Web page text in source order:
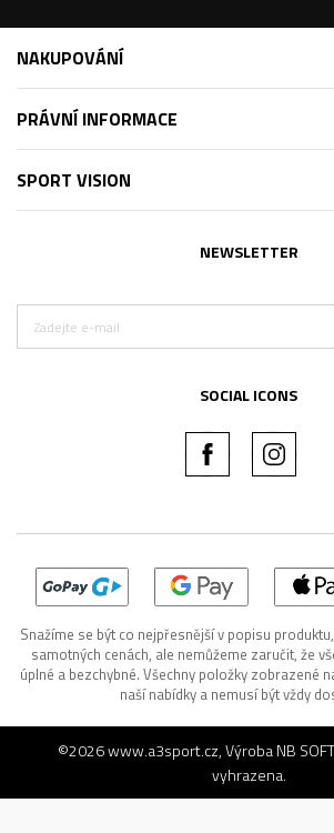
NAKUPOVÁNÍ
PRÁVNÍ INFORMACE
SPORT VISION
NEWSLETTER
SOCIAL ICONS
Snažíme se být co nejpřesnější v popisu
samotných cenách, ale nemůžeme zaručit, že
úplné a bezchybné. Všechny položky zobrazené
naší nabídky a nemusí být vždy
©2026www.a3sport.cz, VýrobaNB SOFT
vyhrazena.